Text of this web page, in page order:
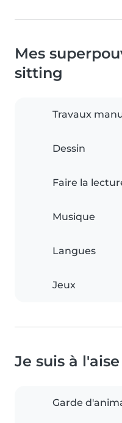
Mes
sitting
Travaux
Dessin
Faire la
Musique
Langues
Jeux
Je suis à
Garde